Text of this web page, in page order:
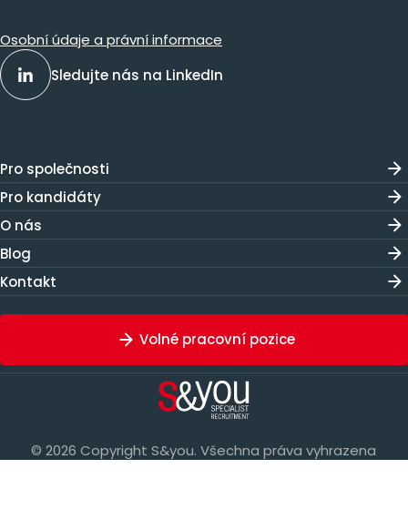
Osobní údaje a právní informace
Sledujte nás na LinkedIn
Pro společnosti
Pro kandidáty
O nás
Blog
Kontakt
Volné pracovní pozice
© 2026 Copyright S&you. Všechna práva vyhrazena